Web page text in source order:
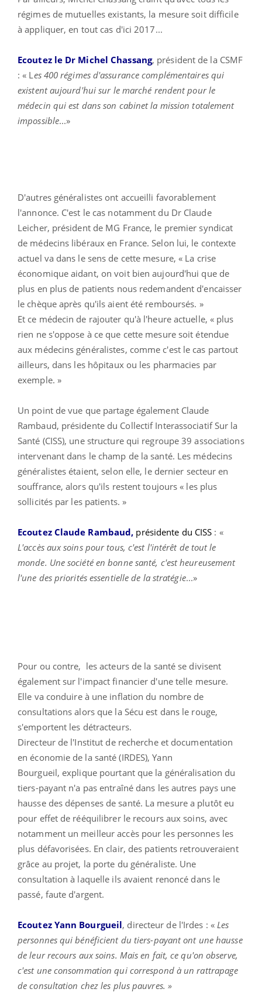
régimes de mutuelles existants, la mesure soit difficile
à appliquer, en tout cas d'ici 2017...
Ecoutez le Dr Michel Chassang, président de la CSMF
: « L es 400 régimes d'assurance complémentaires qui
existent aujourd'hui sur le marché rendent pour le
médecin qui est dans son cabinet la mission totalement
impossible...»
D'autres généralistes ont accueilli favorablement
l'annonce. C'est le cas notamment du Dr Claude
Leicher, président de MG France, le premier syndicat
de médecins libéraux en France. Selon lui, le contexte
actuel va dans le sens de cette mesure, « La crise
économique aidant, on voit bien aujourd'hui que de
plus en plus de patients nous redemandent d'encaisser
le chèque après qu'ils aient été remboursés. »
Et ce médecin de rajouter qu'à l'heure actuelle, « plus
rien ne s'oppose à ce que cette mesure soit étendue
aux médecins généralistes, comme c'est le cas partout
ailleurs, dans les hôpitaux ou les pharmacies par
exemple. »
Un point de vue que partage également Claude
Rambaud, présidente du Collectif Interassociatif Sur la
Santé (CISS), une structure qui regroupe 39 associations
intervenant dans le champ de la santé. Les médecins
généralistes étaient, selon elle, le dernier secteur en
souffrance, alors qu'ils restent toujours « les plus
sollicités par les patients. »
Ecoutez Claude Rambaud, présidente du CISS : «
L'accès aux soins pour tous, c'est l'intérêt de tout le
monde. Une société en bonne santé, c'est heureusement
l'une des priorités essentielle de la stratégie...»
Pour ou contre, les acteurs de la santé se divisent
également sur l'impact financier d'une telle mesure.
Elle va conduire à une inflation du nombre de
consultations alors que la Sécu est dans le rouge,
s'emportent les détracteurs.
Directeur de l'Institut de recherche et documentation
en économie de la santé (IRDES), Yann
Bourgueil, explique pourtant que la généralisation du
tiers-payant n'a pas entraîné dans les autres pays une
hausse des dépenses de santé. La mesure a plutôt eu
pour effet de rééquilibrer le recours aux soins, avec
notamment un meilleur accès pour les personnes les
plus défavorisées. En clair, des patients retrouveraient
grâce au projet, la porte du généraliste. Une
consultation à laquelle ils avaient renoncé dans le
passé, faute d'argent.
Ecoutez Yann Bourgueil, directeur de l'Irdes : « Les
personnes qui bénéficient du tiers-payant ont une hausse
de leur recours aux soins. Mais en fait, ce qu'on observe,
c'est une consommation qui correspond à un rattrapage
de consultation chez les plus pauvres. »